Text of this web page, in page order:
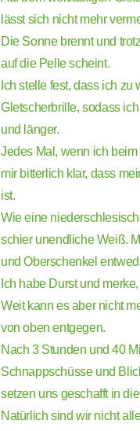
lässt sich nicht mehr
Die Sonne brennt und
auf die Pelle scheint.
Ich stelle fest, dass ich
Gletscherbrille, sodass
und länger.
Jedes Mal, wenn ich
mir bitterlich klar, dass
ist.
Wie eine
schier unendliche Weiß.
und Oberschenkel
Ich habe Durst und
Weit kann es aber nicht
von oben entgegen.
Nach 3 Stunden und 40
Schnappschüsse und
setzen uns geschafft in
Natürlich sind wir nicht